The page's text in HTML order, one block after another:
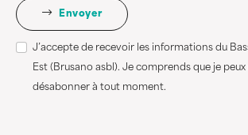
Envoyer
J’accepte de recevoir les informations du
Est (Brusano asbl). Je comprends que je peux
désabonner à tout moment.